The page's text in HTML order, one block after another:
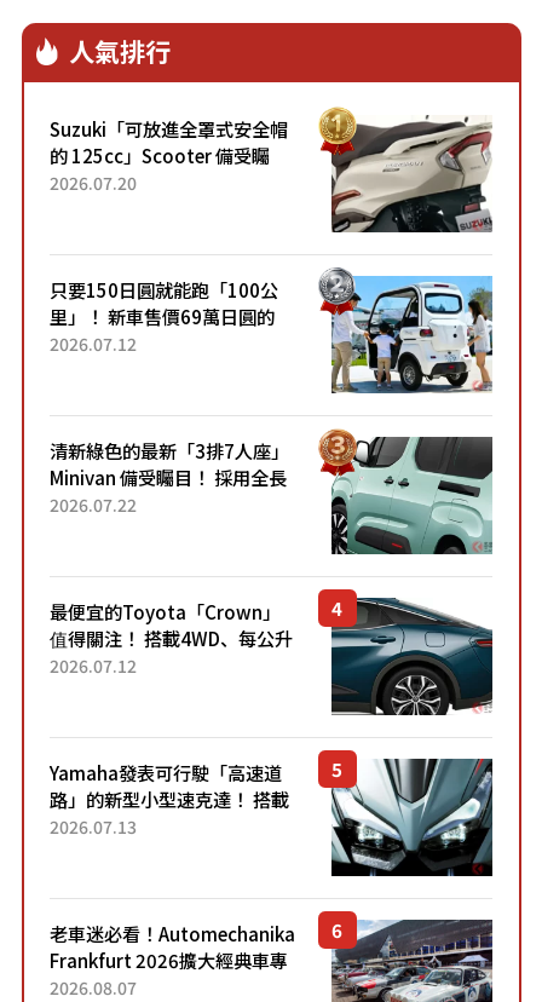
人氣排行
Suzuki「可放進全罩式安全帽
的 125cc」Scooter 備受矚
目！採用全新流線設計與各項
2026.07.20
只要150日圓就能跑「100公
里」！ 新車售價69萬日圓的
「3人座」Trike大受歡迎！ 順
2026.07.12
清新綠色的最新「3排7人座」
Minivan 備受矚目！ 採用全長
4.7公尺剛剛好的車身尺寸與
2026.07.22
最便宜的Toyota「Crown」
值得關注！ 搭載4WD、每公升
22.4公里低油耗表現超亮眼！
2026.07.12
Yamaha發表可行駛「高速道
路」的新型小型速克達！ 搭載
能享受超強勁「渦輪感」的動
2026.07.13
老車迷必看！Automechanika
Frankfurt 2026擴大經典車專
區 1954年珍稀古董車現場修復
2026.08.07